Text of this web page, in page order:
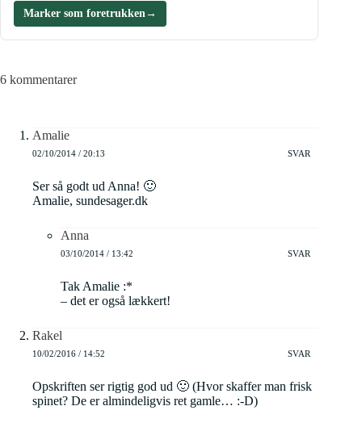
Marker som foretrukken→
6 kommentarer
Amalie
02/10/2014 / 20:13 SVAR
Ser så godt ud Anna! 🙂
Amalie, sundesager.dk
Anna
03/10/2014 / 13:42 SVAR
Tak Amalie :*
– det er også lækkert!
Rakel
10/02/2016 / 14:52 SVAR
Opskriften ser rigtig god ud 🙂 (Hvor skaffer man frisk
spinet? De er almindeligvis ret gamle… :-D)